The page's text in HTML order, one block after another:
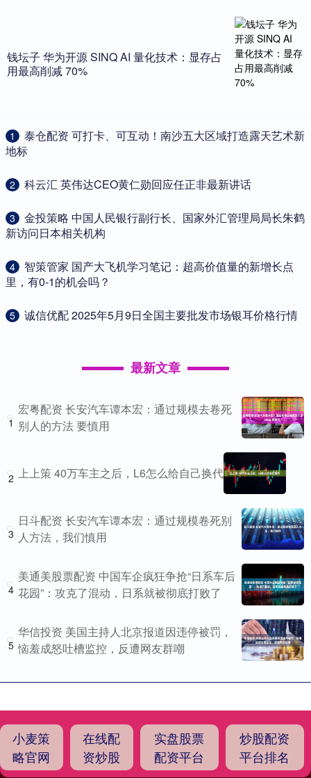
钱坛子 华为开源 SINQ AI 量化技术：显存占
用最高削减 70%
1
​泰仓配资 可打卡、可互动！南沙五大区域打造露天艺术新
地标
2 ​科云汇 英伟达CEO黄仁勋回应任正非最新讲话
3
​金投策略 中国人民银行副行长、国家外汇管理局局长朱鹤
新访问日本相关机构
4
​智策管家 国产大飞机学习笔记：超高价值量的新增长点
里，有0-1的机会吗？
5 ​诚信优配 2025年5月9日全国主要批发市场银耳价格行情
最新文章
1
宏粤配资 长安汽车谭本宏：通过规模去卷死
别人的方法 要慎用
2 上上策 40万车主之后，L6怎么给自己换代
3
日斗配资 长安汽车谭本宏：通过规模卷死别
人方法，我们慎用
4
美通美股票配资 中国车企疯狂争抢“日系车后
花园”：攻克了混动，日系就被彻底打败了
5
华信投资 美国主持人北京报道因违停被罚，
恼羞成怒吐槽监控，反遭网友群嘲
小麦策
略官网
在线配
资炒股
实盘股票
配资平台
炒股配资
平台排名